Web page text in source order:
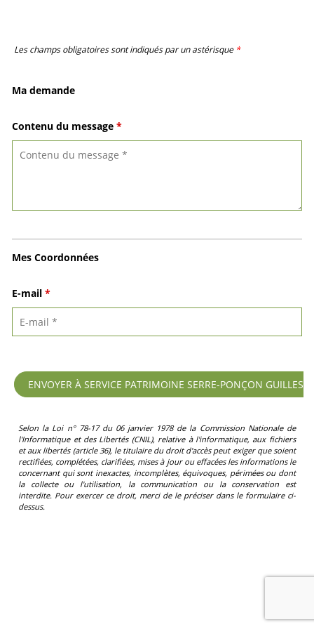
Les champs obligatoires sont indiqués par un astérisque *
Ma demande
Contenu du message *
Mes Coordonnées
E-mail *
Selon la Loi n° 78-17 du 06 janvier 1978 de la Commission Nationale de
l'Informatique et des Libertés (CNIL), relative à l'informatique, aux fichiers
et aux libertés (article 36), le titulaire du droit d'accès peut exiger que soient
rectifiées, complétées, clarifiées, mises à jour ou effacées les informations le
concernant qui sont inexactes, incomplètes, équivoques, périmées ou dont
la collecte ou l'utilisation, la communication ou la conservation est
interdite. Pour exercer ce droit, merci de le préciser dans le formulaire ci-
dessus.